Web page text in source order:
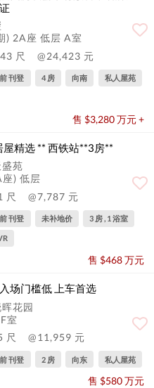
) 2A座 低层 A室
尺
@24,423 元
刊登 4 房 向南 私人屋苑
售 $3,280 万元 +
屋精选 ** 西铁站**3房**
苑
) 低层
尺
@7,787 元
刊登 未补地价 3 房 , 1 浴室
售 $468 万元
场门槛低 上车首选
花园
室
尺
@11,959 元
刊登 2 房 向东 私人屋苑
售 $580 万元